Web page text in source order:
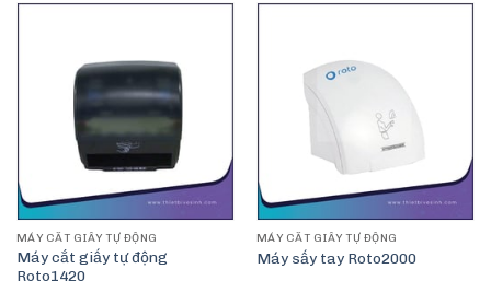
MÁY CẮT GIẤY TỰ ĐỘNG
Máy cắt giấy tự động
Roto1420
MÁY CẮT GIẤY TỰ ĐỘNG
Máy sấy tay Roto2000